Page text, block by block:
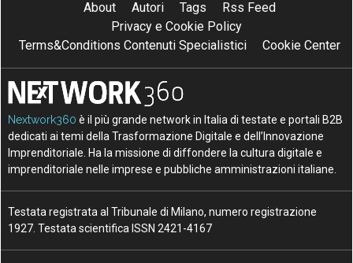
About Autori Tags
Rss Feed
Privacy e Cookie Policy
Terms&Conditions Contenuti Specialistici
Cookie Center
Nextwork360 è il più grande network in Italia di testate e portali B2B
dedicati ai temi della Trasformazione Digitale e dell’Innovazione
Imprenditoriale. Ha la missione di diffondere la cultura digitale e
imprenditoriale nelle imprese e pubbliche amministrazioni italiane.
Testata registrata al Tribunale di Milano, numero registrazione
1927. Testata scientifica ISSN 2421-4167